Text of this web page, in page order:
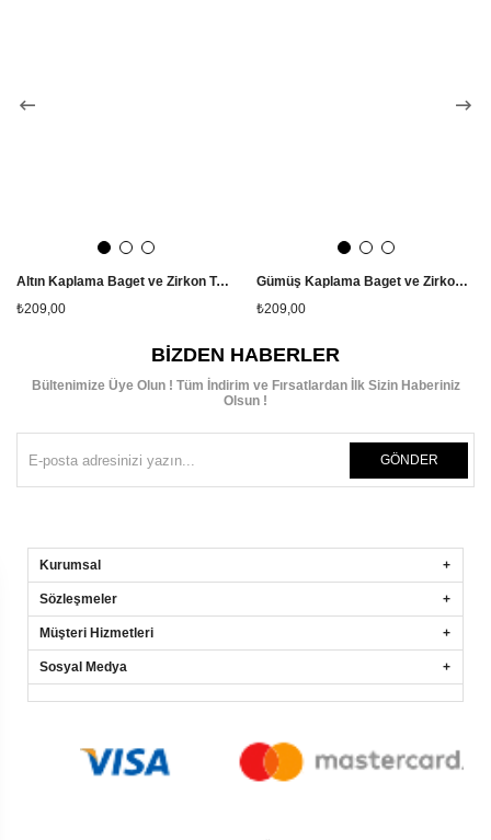
Altın Kaplama Baget ve Zirkon Taşlı Tamtur Ayarlanabilir Yüzük
₺209,00
Gümüş Kaplama Baget ve Zirkon Taşlı Tamtur Ayarlanabilir Yüzük
₺209,00
BIZDEN HABERLER
Bültenimize Üye Olun ! Tüm İndirim ve Fırsatlardan İlk Sizin Haberiniz
Olsun !
GÖNDER
Kurumsal
Sözleşmeler
Müşteri Hizmetleri
Sosyal Medya